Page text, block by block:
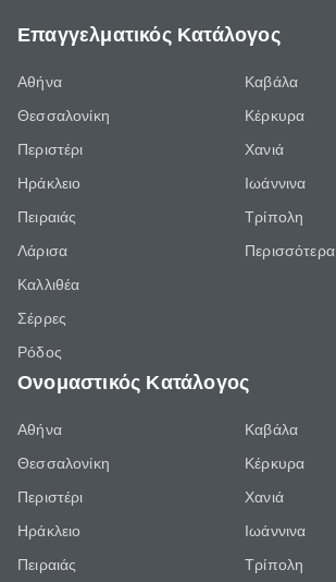
Επαγγελματικός Κατάλογος
Αθήνα
Θεσσαλονίκη
Περιστέρι
Ηράκλειο
Πειραιάς
Λάρισα
Καλλιθέα
Σέρρες
Ρόδος
Καβάλα
Κέρκυρα
Χανιά
Ιωάννινα
Τρίπολη
Περισσότερα
Ονομαστικός Κατάλογος
Αθήνα
Θεσσαλονίκη
Περιστέρι
Ηράκλειο
Πειραιάς
Καβάλα
Κέρκυρα
Χανιά
Ιωάννινα
Τρίπολη